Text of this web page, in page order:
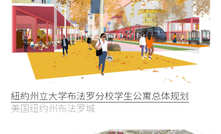
紐約州立大学布法罗分校学生公寓总体规划
美国纽约州布法罗城